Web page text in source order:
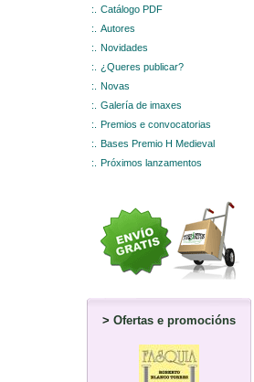
:.
Catálogo PDF
:.
Autores
:.
Novidades
:.
¿Queres publicar?
:.
Novas
:.
Galería de imaxes
:.
Premios e convocatorias
:.
Bases Premio H Medieval
:.
Próximos lanzamentos
> Ofertas e promocións